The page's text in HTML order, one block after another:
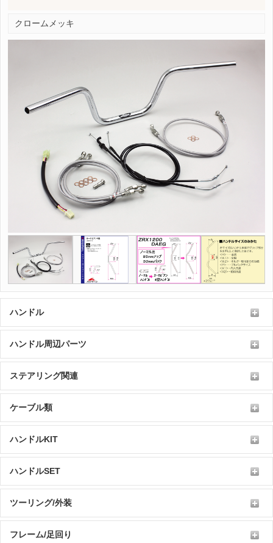
クロームメッキ
ハンドル
ハンドル周辺パーツ
ステアリング関連
ケーブル類
ハンドルKIT
ハンドルSET
ツーリング/外装
フレーム/足回り